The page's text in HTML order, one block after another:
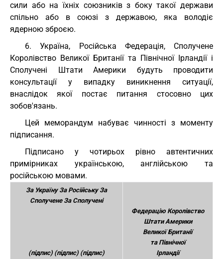
сили або на їхніх союзників з боку такої держави
спільно або в союзі з державою, яка володіє
ядерною зброєю.
6. Україна, Російська Федерація, Сполучене
Королівство Великої Британії та Північної Ірландії і
Сполучені Штати Америки будуть проводити
консультації у випадку виникнення ситуації,
внаслідок якої постає питання стосовно цих
зобов'язань.
Цей меморандум набуває чинності з моменту
підписання.
Підписано у чотирьох рівно автентичних
примірниках українською, англійською та
російською мовами.
За Україну За Російську За
Сполучене За Сполучені
(підпис) (підпис) (підпис)
Федерацію Королівство
Штати Америки
Великої Британії
та Північної
Ірландії